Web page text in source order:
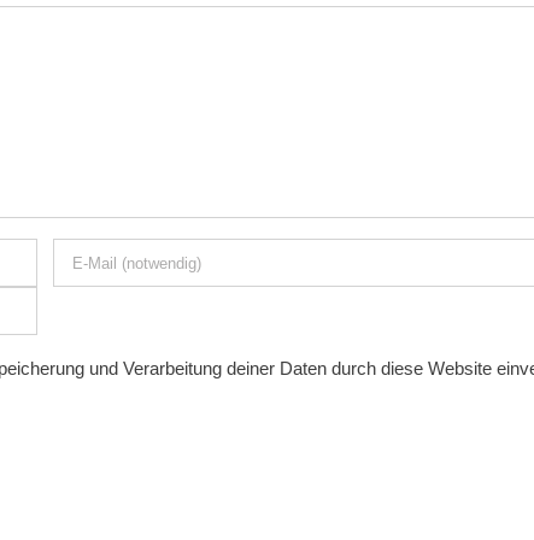
und Verarbeitung deiner Daten durch diese Website